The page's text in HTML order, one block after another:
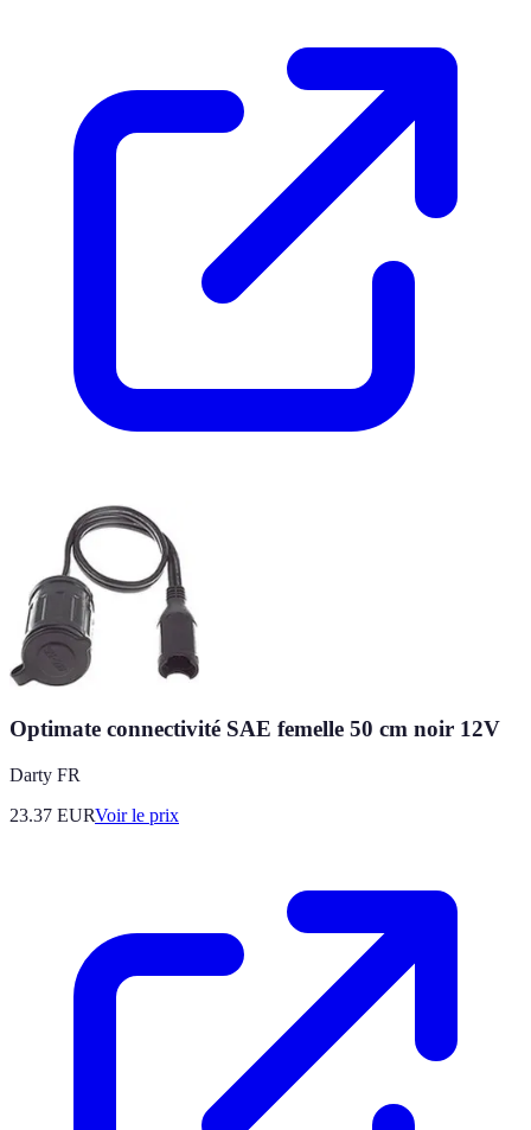
Optimate connectivité SAE femelle 50 cm noir 12V
Darty FR
23.37 EURVoir le prix